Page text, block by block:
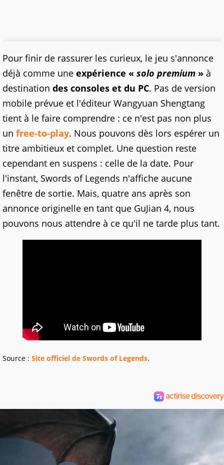
Pour finir de rassurer les curieux, le jeu s'annonce
déjà comme une expérience « solo premium » à
destination des consoles et du PC. Pas de version
mobile prévue et l'éditeur Wangyuan Shengtang
tient à le faire comprendre : ce n'est pas non plus
un free-to-play. Nous pouvons dès lors espérer un
titre ambitieux et complet. Une question reste
cependant en suspens : celle de la date. Pour
l'instant, Swords of Legends n'affiche aucune
fenêtre de sortie. Mais, quatre ans après son
annonce originelle en tant que GuJian 4, nous
pouvons nous attendre à ce qu'il ne tarde plus tant.
Source : Site officiel de Swords of Legends.